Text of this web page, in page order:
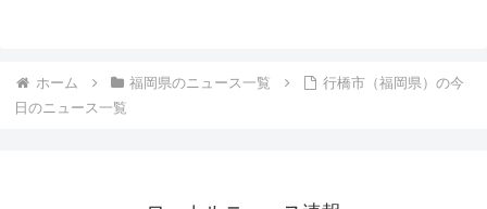
ホーム 福岡県のニュース一覧
行橋市（福岡県）の今
日のニュース一覧